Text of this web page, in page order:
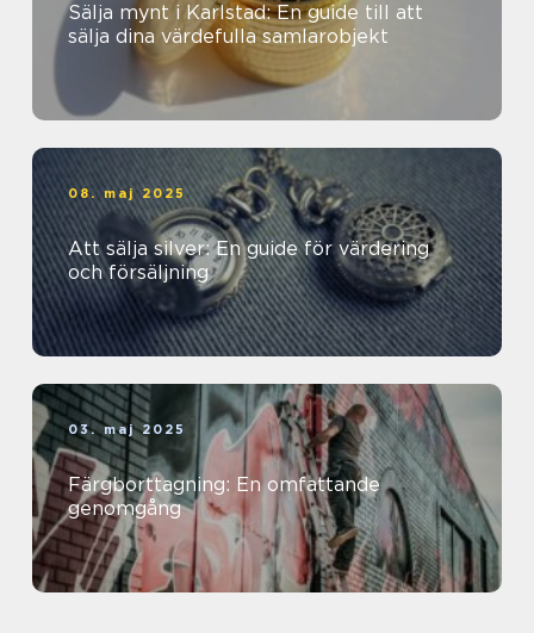
Sälja mynt i Karlstad: En guide till att
sälja dina värdefulla samlarobjekt
08. maj 2025
Att sälja silver: En guide för värdering
och försäljning
03. maj 2025
Färgborttagning: En omfattande
genomgång